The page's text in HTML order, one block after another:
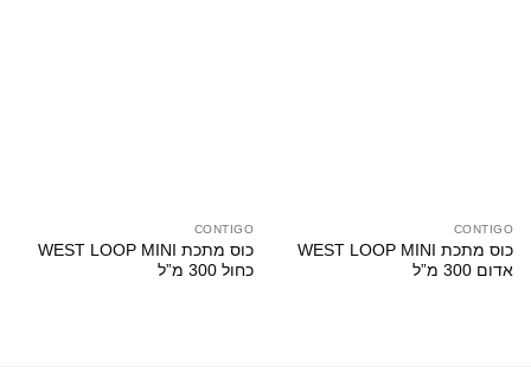
CONTIGO
כוס מתכת WEST LOOP MINI
אדום 300 מ”ל
CONTIGO
כוס מתכת WEST LOOP MINI
כחול 300 מ”ל